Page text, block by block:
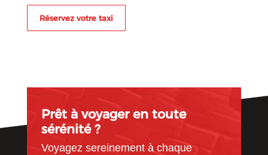
Réservez votre taxi
Prêt à voyager en toute
sérénité ?
Voyagez sereinement à chaque